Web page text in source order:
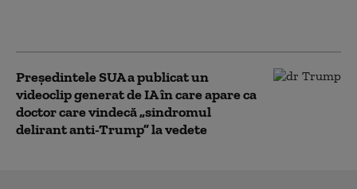
Preşedintele SUA a publicat un
videoclip generat de IA în care apare ca
doctor care vindecă „sindromul
delirant anti-Trump” la vedete